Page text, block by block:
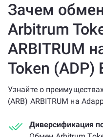
Зачем
Arbitrum
ARBITRUM
Token (ADP)
Узнайте о
(ARB) ARBITRUM на
Диверсификация